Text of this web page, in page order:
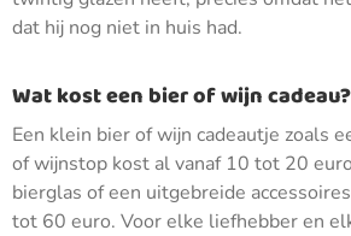
dat hij nog niet in huis had.
Wat kost een bier of wijn cadeau?
Een klein bier of wijn cadeautje zoals
of wijnstop kost al vanaf 10 tot 20
bierglas of een uitgebreide
tot 60 euro. Voor elke liefhebber en